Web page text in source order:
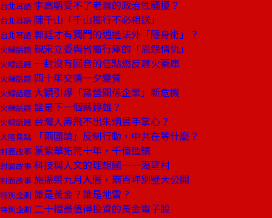
台北耳語 李高朝受不了老蕭的政治性騷擾？
台北耳語 陳千山「千山獨行不必相送」
台北耳語 郭廷才有獨門的逍遙法外「隱身術」？
火線話題 親宋立委與省屬行庫的「恩怨情仇」
火線話題 一封沒有回音的信點燃反蕭火藥庫
火線話題 四十年交情一夕變質
火線話題 大穎引爆「黨營關係企業」新危機
火線話題 誰是下一個蔡鐘雄？
火線話題 台灣人壽飛不出朱炳昱手掌心？
大陸焦點 「兩國論」反制行動，中共在等什麼？
封面故事 葉紫華拓荒十年，千億造鎮
封面故事 科技與人文的理想國——渴望村
封面故事 施振榮九月入厝，兩百坪別墅大公開
特別企劃 誰是黃金？誰是地雷？
特別企劃 二十檔最值得投資的黃金電子股